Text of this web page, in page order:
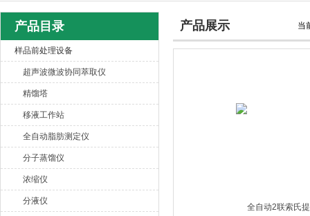
杭州川一实验仪器有限公司
产品目录
样品前处理设备
超声波微波协同萃取仪
精馏塔
移液工作站
全自动脂肪测定仪
分子蒸馏仪
浓缩仪
分液仪
产品展示 当